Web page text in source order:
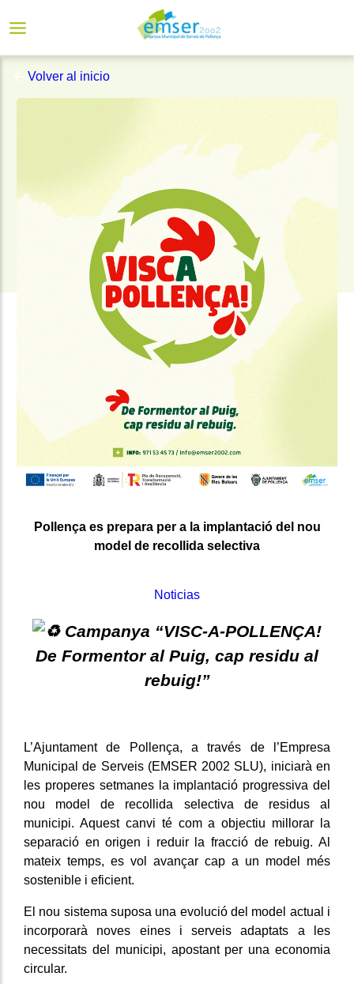
Volver al inicio
Pollença es prepara per a la implantació del nou
model de recollida selectiva
Noticias
Campanya “VISC-A-POLLENÇA!
De Formentor al Puig, cap residu al
rebuig!”
L’Ajuntament de Pollença, a través de l’Empresa
Municipal de Serveis (EMSER 2002 SLU), iniciarà en
les properes setmanes la implantació progressiva del
nou model de recollida selectiva de residus al
municipi. Aquest canvi té com a objectiu millorar la
separació en origen i reduir la fracció de rebuig. Al
mateix temps, es vol avançar cap a un model més
sostenible i eficient.
El nou sistema suposa una evolució del model actual i
incorporarà noves eines i serveis adaptats a les
necessitats del municipi, apostant per una economia
circular.